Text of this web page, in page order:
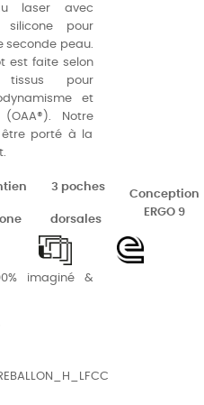
laser avec
silicone pour
seconde peau.
est faite selon
pour
et
Notre
porté à la
3 poches
dorsales
Conception
ERGO 9
imaginé &